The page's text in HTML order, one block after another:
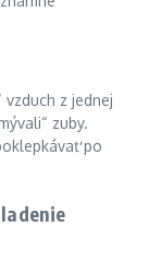
vzduch z jednej
zuby.
po